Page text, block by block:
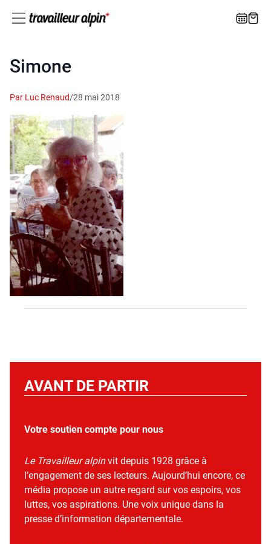
Simone
Par Luc Renaud/28 mai 2018
AVANT DE PARTIR
Votre soutien compte pour nous
Le Travailleur alpinvit depuis 1928 grâce à
l’engagement de ses lecteurs. Aujourd’hui encore, ce
média propose un autre regard sur vos espoirs, vos
luttes, vos aspirations. Une voix unique dans la
presse d’information départementale.